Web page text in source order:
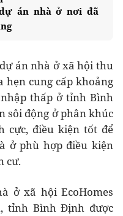
án nhà ở nơi đã
án nhà ở xã hội thu
hẹn cung cấp khoảng
thấp ở tỉnh Bình
sôi động ở phân khúc
cực, điều kiện tốt để
ở phù hợp điều kiện
cư.
ở xã hội EcoHomes
tỉnh Bình Định được